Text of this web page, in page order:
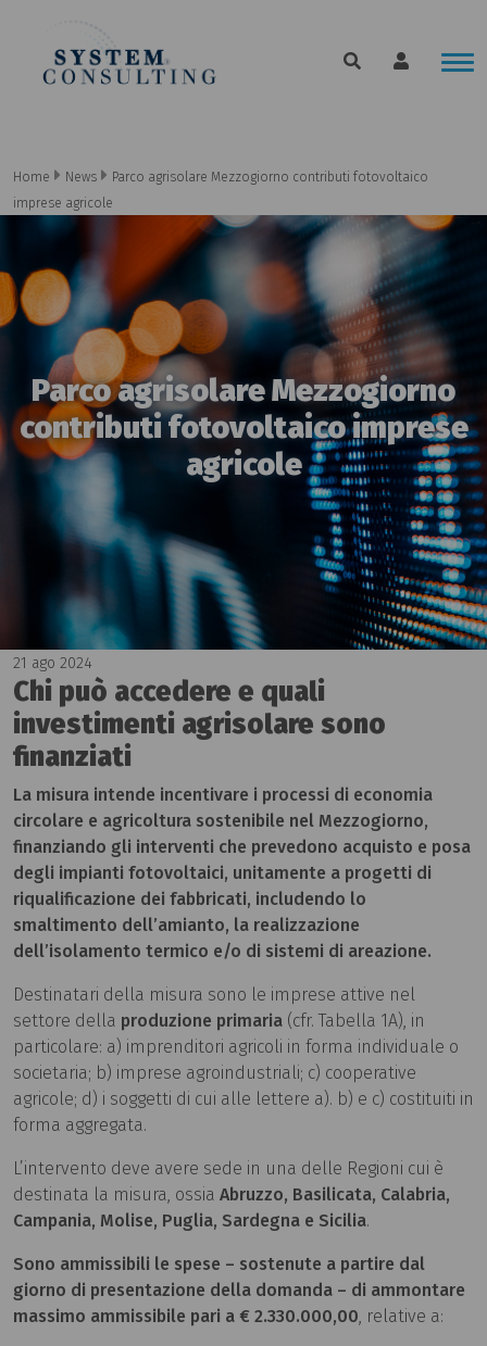
Home News
Parco agrisolare Mezzogiorno contributi fotovoltaico
imprese agricole
Parco agrisolare Mezzogiorno
contributi fotovoltaico imprese
agricole
21 ago 2024
Chi può accedere e quali
investimenti agrisolare sono
finanziati
La misura intende incentivare i processi di economia
circolare e agricoltura sostenibile nel Mezzogiorno,
finanziando gli interventi che prevedono acquisto e posa
degli impianti fotovoltaici, unitamente a progetti di
riqualificazione dei fabbricati, includendo lo
smaltimento dell’amianto, la realizzazione
dell’isolamento termico e/o di sistemi di areazione.
Destinatari della misura sono le imprese attive nel
settore della produzione primaria (cfr. Tabella 1A), in
particolare: a) imprenditori agricoli in forma individuale o
societaria; b) imprese agroindustriali; c) cooperative
agricole; d) i soggetti di cui alle lettere a). b) e c) costituiti in
forma aggregata.
L’intervento deve avere sede in una delle Regioni cui è
destinata la misura, ossia Abruzzo, Basilicata, Calabria,
Campania, Molise, Puglia, Sardegna e Sicilia.
Sono ammissibili le spese – sostenute a partire dal
giorno di presentazione della domanda – di ammontare
massimo ammissibile pari a € 2.330.000,00, relative a: